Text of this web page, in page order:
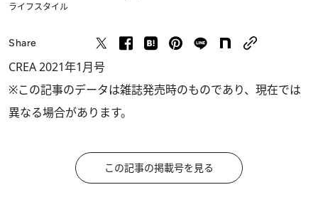
ライフスタイル
Share
CREA 2021年1月号
※この記事のデータは雑誌発売時のものであり、現在では
異なる場合があります。
この記事の掲載号を見る